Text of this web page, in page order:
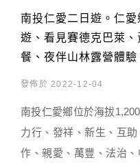
南投仁愛二日遊。仁
遊、看見賽德克巴萊
餐、夜伴山林露營體驗
發佈於 2022-12-04
南投仁愛鄉位於海拔
力行、發祥、新生、互
作、親愛、萬豐、法治